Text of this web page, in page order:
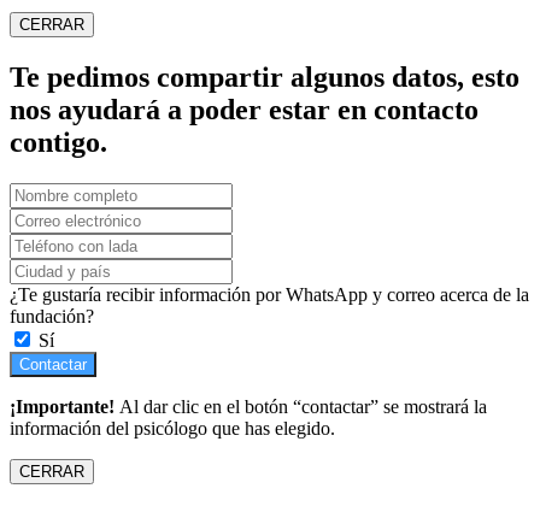
CERRAR
Te pedimos compartir algunos datos, esto
nos ayudará a poder estar en contacto
contigo.
¿Te gustaría recibir información por WhatsApp y correo acerca de la
fundación?
Sí
Contactar
¡Importante! Al dar clic en el botón “contactar” se mostrará la
información del psicólogo que has elegido.
CERRAR